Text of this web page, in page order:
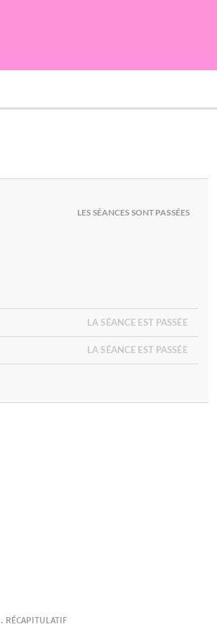
LES SÉANCES SONT PASSÉES
LA SÉANCE EST PASSÉE
LA SÉANCE EST PASSÉE
RÉCAPITULATIF